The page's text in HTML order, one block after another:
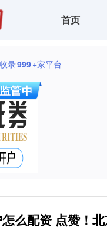
首页
录999+家平台
么配资 点赞！